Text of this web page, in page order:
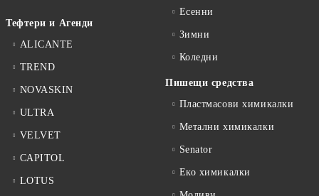
Тефтери и Агенди
ALICANTE
TREND
NOVASKIN
ULTRA
VELVET
CAPITOL
LOTUS
Есенни
Зимни
Коледни
Пишещи средства
Пластмасови химикалки
Метални химикалки
Senator
Еко химикалки